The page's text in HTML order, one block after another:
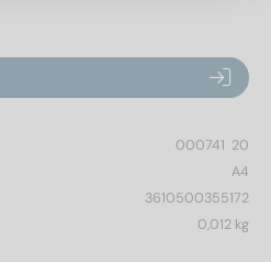
000741  20
A4
3610500355172
0,012 kg